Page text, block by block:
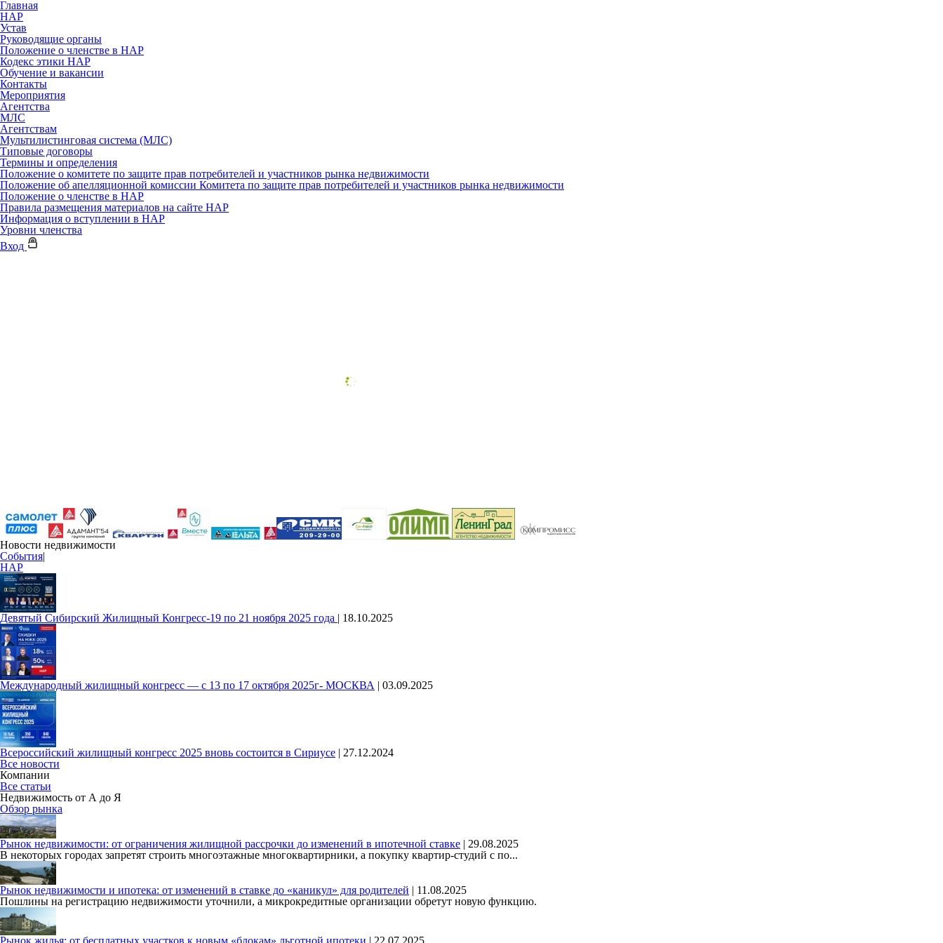
Главная
НАР
Устав
Руководящие органы
Положение о членстве в НАР
Кодекс этики НАР
Обучение и вакансии
Контакты
Мероприятия
Агентства
МЛС
Агентствам
Мультилистинговая система (МЛС)
Типовые договоры
Термины и определения
Положение о комитете по защите прав потребителей и участников рынка недвижимости
Положение об апелляционной комиссии Комитета по защите прав потребителей и участников рынка недвижимости
Положение о членстве в НАР
Правила размещения материалов на сайте НАР
Информация о вступлении в НАР
Уровни членства
Вход
Новости недвижимости
События|
НАР
Девятый Сибирский Жилищный Конгресс-19 по 21 ноября 2025 года | 18.10.2025
Международный жилищный конгресс — с 13 по 17 октября 2025г- МОСКВА | 03.09.2025
Всероссийский жилищный конгресс 2025 вновь состоится в Сириусе | 27.12.2024
Все новости
Компании
Все статьи
Недвижимость от А до Я
Обзор рынка
Рынок недвижимости: от ограничения жилищной рассрочки до изменений в ипотечной ставке | 29.08.2025
В некоторых городах запретят строить многоэтажные многоквартирники, а покупку квартир-студий с по...
Рынок недвижимости и ипотека: от изменений в ставке до «каникул» для родителей | 11.08.2025
Пошлины на регистрацию недвижимости уточнили, а микрокредитные организации обретут новую функцию.
Рынок жилья: от бесплатных участков к новым «блокам» льготной ипотеки | 22.07.2025